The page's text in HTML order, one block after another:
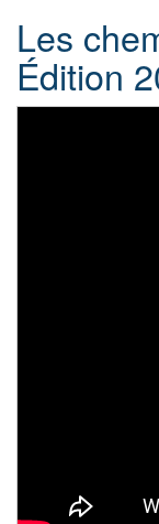
Les
Édition